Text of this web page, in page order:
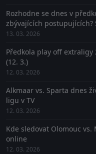
Rozhodne se dnes v
zbývajících postupujících?
13. 03. 2026
Předkola play off extraligy
(12. 3.)
12. 03. 2026
Alkmaar vs. Sparta dnes
ligu v TV
12. 03. 2026
Kde sledovat Olomouc vs.
online
12. 03. 2026